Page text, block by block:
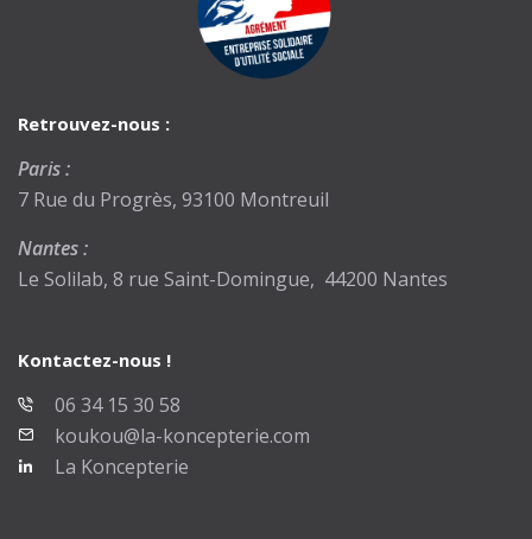
Retrouvez-nous :
Paris :
7 Rue du Progrès, 93100 Montreuil
Nantes :
Le Solilab, 8 rue Saint-Domingue, 44200 Nantes
Kontactez-nous !
06 34 15 30 58
koukou@la-koncepterie.com
La Koncepterie